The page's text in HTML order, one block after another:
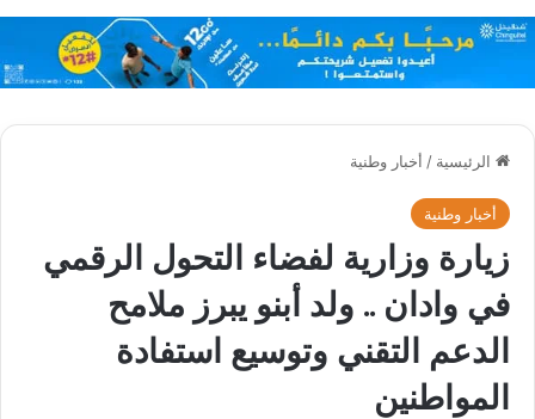
الرئيسية / أخبار وطنية
أخبار وطنية
زيارة وزارية لفضاء التحول الرقمي
في وادان .. ولد أبنو يبرز ملامح
الدعم التقني وتوسيع استفادة
المواطنين